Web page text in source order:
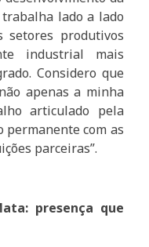
trabalha lado a lado
setores produtivos
industrial mais
Considero que
apenas a minha
articulado pela
permanente com as
parceiras”.
presença que